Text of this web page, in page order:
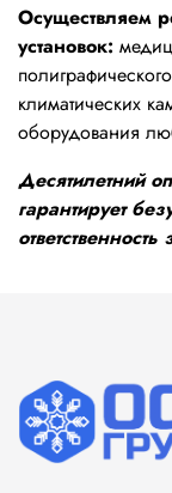
Осуществляем
установок:
климатических
оборудования
Десятилетний
гарантирует
ответственность